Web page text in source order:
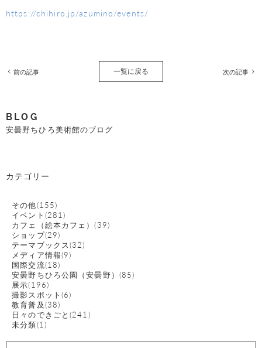
https://chihiro.jp/azumino/events/
前の記事 一覧に戻る 次の記事
BLOG
安曇野ちひろ美術館のブログ
カテゴリー
その他(155)
イベント(281)
カフェ（絵本カフェ）(39)
ショップ(29)
テーマブックス(32)
メディア情報(9)
国際交流(18)
安曇野ちひろ公園（安曇野）(85)
展示(196)
撮影スポット(6)
教育普及(38)
日々のできごと(241)
未分類(1)